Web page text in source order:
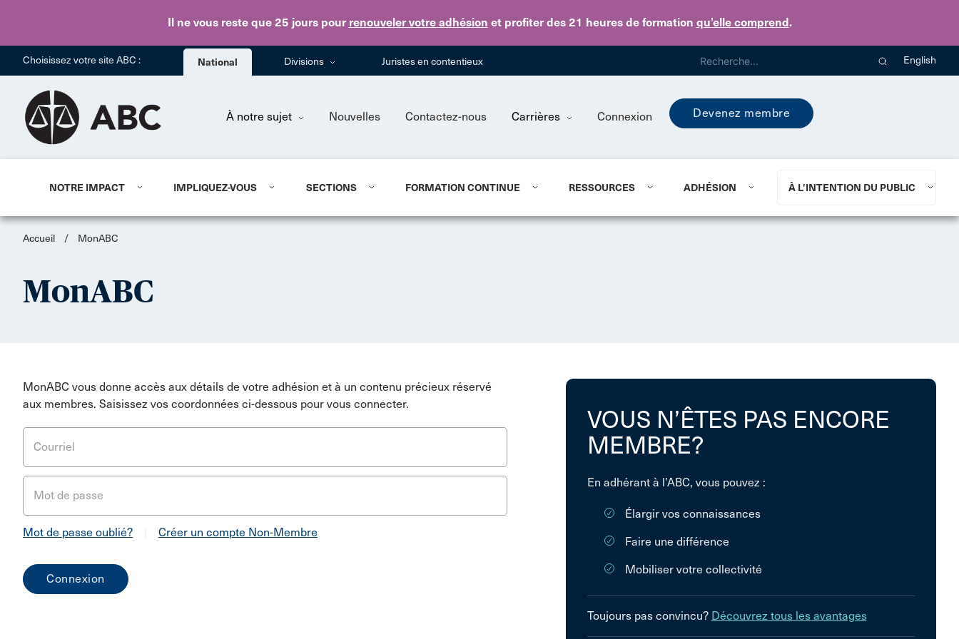
Il ne vous reste que 25 jourspour renouveler votre adhésion et profiter des 21 heures de formation qu’elle comprend.
Skip to main content
Choisissez votre site ABC : National Divisions Juristes en contentieux English
À notre sujet Nouvelles Contactez-nous Carrières Connexion Devenez membre
NOTRE IMPACT IMPLIQUEZ-VOUS SECTIONS FORMATION CONTINUE RESSOURCES ADHÉSION À L’INTENTION DU PUBLIC
Accueil / MonABC
MonABC
MonABC vous donne accès aux détails de votre adhésion et à un contenu précieux réservé
aux membres. Saisissez vos coordonnées ci-dessous pour vous connecter.
Courriel
Mot de passe
Mot de passe oublié? Créer un compte Non-Membre
VOUS N’ÊTES PAS ENCORE
MEMBRE?
En adhérant à l’ABC, vous pouvez :
Élargir vos connaissances
Faire une différence
Mobiliser votre collectivité
Toujours pas convincu? Découvrez tous les avantages